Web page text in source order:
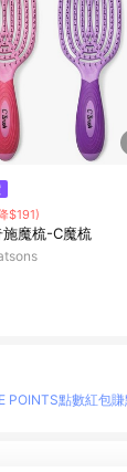
$191)
魔梳-C魔梳
POINTS點數紅包